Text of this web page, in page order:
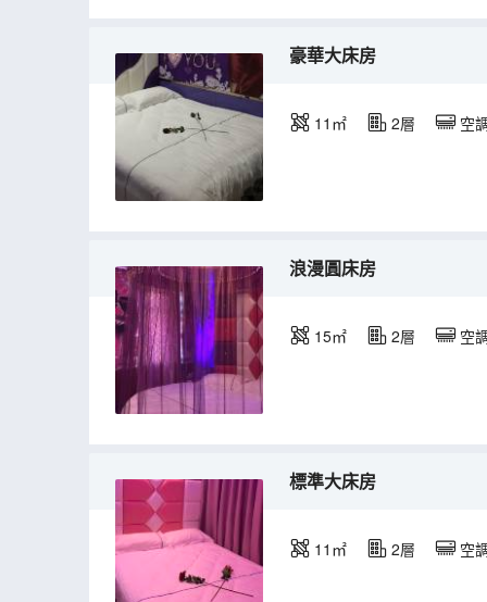
豪華大床房
11㎡ 2層 空
浪漫圓床房
15㎡ 2層 空
標準大床房
11㎡ 2層 空